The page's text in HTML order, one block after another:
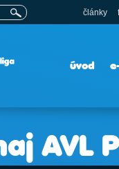
články
úvod
AVL